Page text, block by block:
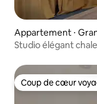
Appartement ⋅
Studio élégant
Coup de cœur
Coup de cœur